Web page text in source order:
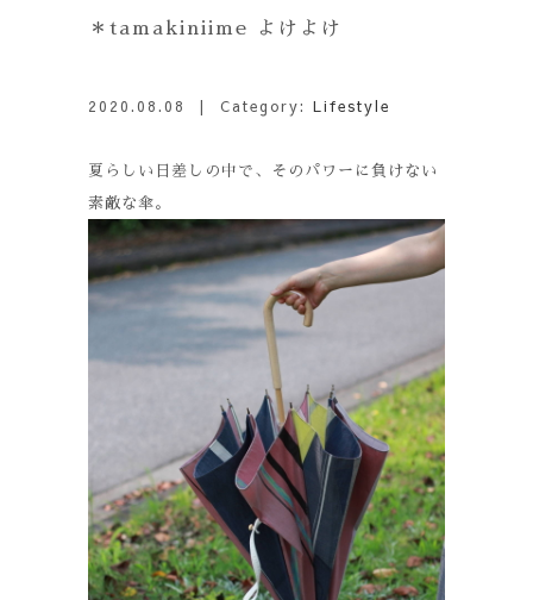
＊tamakiniime よけよけ
2020.08.08 | Category: Lifestyle
夏らしい日差しの中で、そのパワーに負けない
素敵な傘。